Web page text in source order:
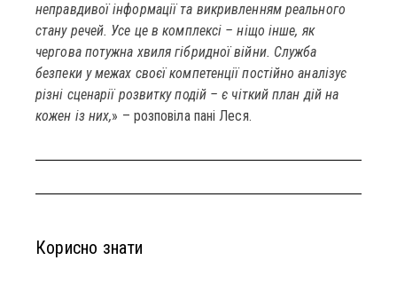
неправдивої інформації та викривленням реального
стану речей. Усе це в комплексі – ніщо інше, як
чергова потужна хвиля гібридної війни. Служба
безпеки у межах своєї компетенції постійно аналізує
різні сценарії розвитку подій – є чіткий план дій на
кожен із них,» – розповіла пані Леся.
Корисно знати